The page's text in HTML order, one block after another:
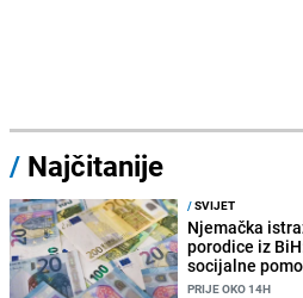
/ Najčitanije
/SVIJET
Njemačka
porodice iz
socijalne
PRIJE OKO 14H